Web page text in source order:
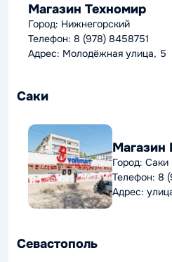
Магазин Техномир
Город: Нижнегорский
Телефон: 8 (978) 8458751
Адрес: Молодёжная улица, 5
Саки
Магазин
Город: Саки
Телефон: 8
Адрес:
Севастополь